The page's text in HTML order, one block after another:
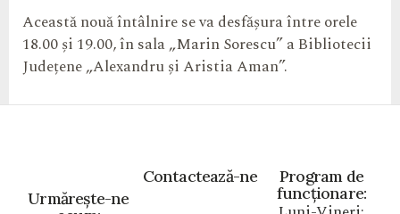
Această nouă întâlnire se va desfășura între orele
18.00 și 19.00, în sala „Marin Sorescu” a Bibliotecii
Județene „Alexandru și Aristia Aman”.
Program de
funcționare:
Contactează-ne
Urmărește-ne